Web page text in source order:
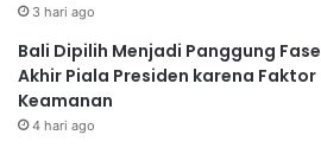
3 hari ago
Bali Dipilih Menjadi Panggung Fase
Akhir Piala Presiden karena Faktor
Keamanan
4 hari ago